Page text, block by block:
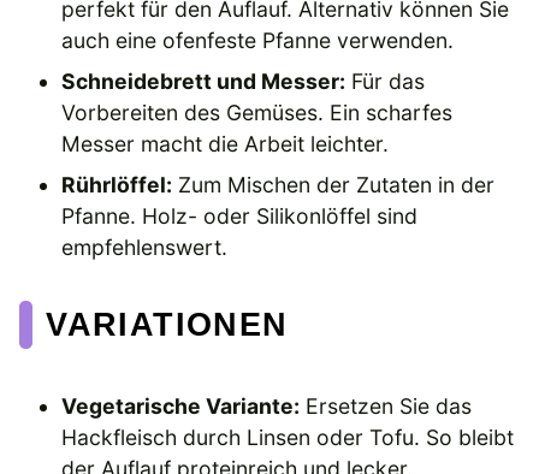
perfekt für den Auflauf. Alternativ können Sie
auch eine ofenfeste Pfanne verwenden.
Schneidebrett und Messer: Für das
Vorbereiten des Gemüses. Ein scharfes
Messer macht die Arbeit leichter.
Rührlöffel: Zum Mischen der Zutaten in der
Pfanne. Holz- oder Silikonlöffel sind
empfehlenswert.
VARIATIONEN
Vegetarische Variante: Ersetzen Sie das
Hackfleisch durch Linsen oder Tofu. So bleibt
der Auflauf proteinreich und lecker.